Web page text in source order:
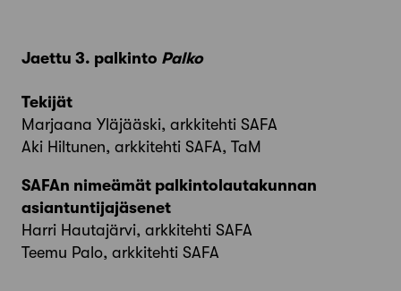
Jaettu 3. palkinto Palko
Tekijät
Marjaana Yläjääski, arkkitehti SAFA
Aki Hiltunen, arkkitehti SAFA, TaM
SAFAn nimeämät palkintolautakunnan
asiantuntijajäsenet
Harri Hautajärvi, arkkitehti SAFA
Teemu Palo, arkkitehti SAFA